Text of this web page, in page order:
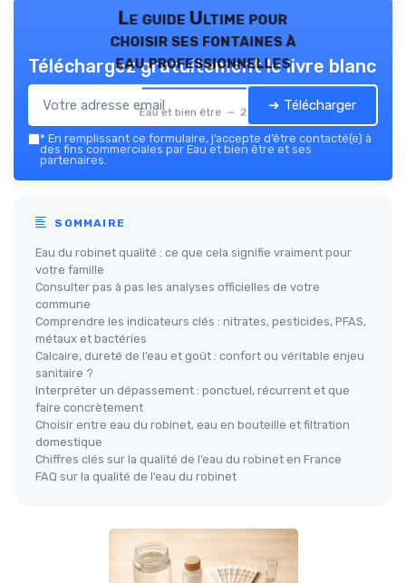
Le guide Ultime pour
choisir ses fontaines à
eau professionnelles
Eau et bien être — 2026
Téléchargez gratuitement le livre blanc
➔ Télécharger
* En remplissant ce formulaire, j’accepte d’être contacté(e) à
des fins commerciales par Eau et bien être et ses
partenaires.
SOMMAIRE
Eau du robinet qualité : ce que cela signifie vraiment pour
votre famille
Consulter pas à pas les analyses officielles de votre
commune
Comprendre les indicateurs clés : nitrates, pesticides, PFAS,
métaux et bactéries
Calcaire, dureté de l’eau et goût : confort ou véritable enjeu
sanitaire ?
Interpréter un dépassement : ponctuel, récurrent et que
faire concrètement
Choisir entre eau du robinet, eau en bouteille et filtration
domestique
Chiffres clés sur la qualité de l’eau du robinet en France
FAQ sur la qualité de l’eau du robinet